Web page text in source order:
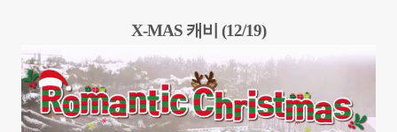
X-MAS 캐비 (12/19)